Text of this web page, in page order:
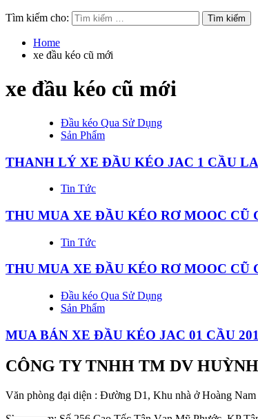
Tìm kiếm cho:
Home
xe đầu kéo cũ mới
xe đầu kéo cũ mới
Đầu kéo Qua Sử Dụng
Sản Phẩm
THANH LÝ XE ĐẦU KÉO JAC 1 CẦU
Tin Tức
THU MUA XE ĐẦU KÉO RƠ MOOC CŨ
Tin Tức
THU MUA XE ĐẦU KÉO RƠ MOOC CŨ
Đầu kéo Qua Sử Dụng
Sản Phẩm
MUA BÁN XE ĐẦU KÉO JAC 01 CẦU
CÔNG TY TNHH TM DV
Văn phòng đại diện : Đường D1, Khu nhà ở Hoàng